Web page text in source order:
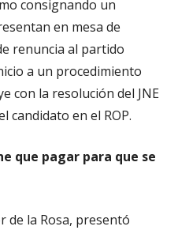
consignando un
en mesa de
renuncia al partido
a un procedimiento
con la resolución del JNE
candidato en el ROP.
que pagar para que se
de la Rosa, presentó